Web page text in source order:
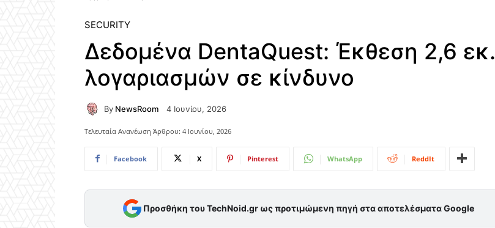
SECURITY
Δεδομένα DentaQuest: Έκθεση 2,6 εκ.
λογαριασμών σε κίνδυνο
By NewsRoom 4 Ιουνίου, 2026
Τελευταία Ανανέωση Άρθρου: 4 Ιουνίου, 2026
Facebook X Pinterest WhatsApp ReddIt
Προσθήκη του TechNoid.gr ως προτιμώμενη πηγή στα αποτελέσματα Google